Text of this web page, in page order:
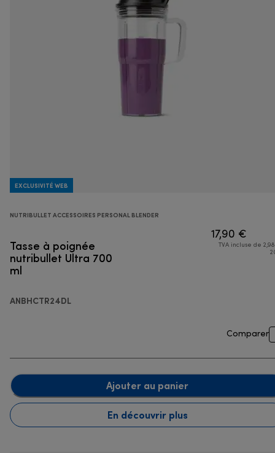
EXCLUSIVITÉ WEB
NUTRIBULLET ACCESSOIRES PERSONAL BLENDER
Tasse à poignée
nutribullet Ultra 700
ml
ANBHCTR24DL
17,90 €
TVA incluse de
Comparer
Ajouter au panier
En découvrir plus